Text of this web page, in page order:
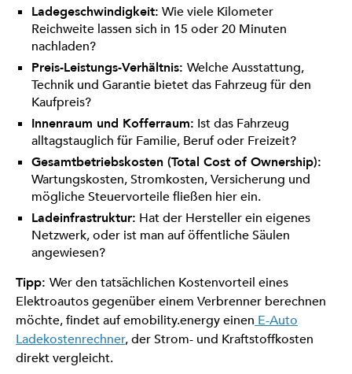
Ladegeschwindigkeit: Wie viele Kilometer
Reichweite lassen sich in 15 oder 20 Minuten
nachladen?
Preis-Leistungs-Verhältnis: Welche Ausstattung,
Technik und Garantie bietet das Fahrzeug für den
Kaufpreis?
Innenraum und Kofferraum: Ist das Fahrzeug
alltagstauglich für Familie, Beruf oder Freizeit?
Gesamtbetriebskosten (Total Cost of Ownership):
Wartungskosten, Stromkosten, Versicherung und
mögliche Steuervorteile fließen hier ein.
Ladeinfrastruktur: Hat der Hersteller ein eigenes
Netzwerk, oder ist man auf öffentliche Säulen
angewiesen?
Tipp: Wer den tatsächlichen Kostenvorteil eines
Elektroautos gegenüber einem Verbrenner berechnen
möchte, findet auf emobility.energy einen E-Auto
Ladekostenrechner, der Strom- und Kraftstoffkosten
direkt vergleicht.